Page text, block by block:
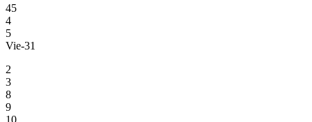
45
4
5
Vie-31
2
3
8
9
10